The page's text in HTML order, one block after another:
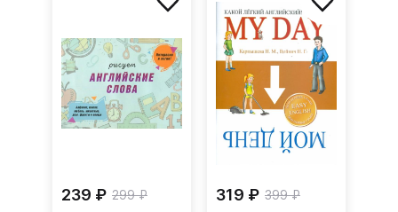
239 ₽ 299 ₽ 319 ₽ 399 ₽